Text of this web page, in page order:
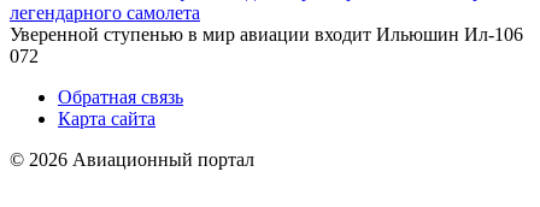
легендарного самолета
Уверенной ступенью в мир авиации входит Ильюшин Ил-106
072
Обратная связь
Карта сайта
© 2026 Авиационный портал